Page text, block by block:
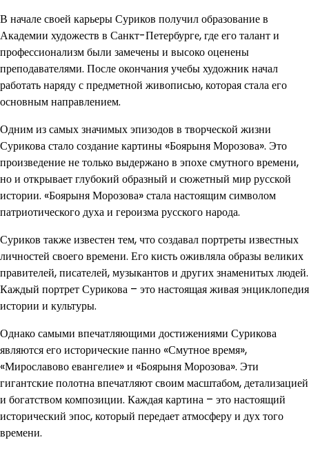
В начале своей карьеры Суриков получил образование в
Академии художеств в Санкт-Петербурге, где его талант и
профессионализм были замечены и высоко оценены
преподавателями. После окончания учебы художник начал
работать наряду с предметной живописью, которая стала его
основным направлением.
Одним из самых значимых эпизодов в творческой жизни
Сурикова стало создание картины «Боярыня Морозова». Это
произведение не только выдержано в эпохе смутного времени,
но и открывает глубокий образный и сюжетный мир русской
истории. «Боярыня Морозова» стала настоящим символом
патриотического духа и героизма русского народа.
Суриков также известен тем, что создавал портреты известных
личностей своего времени. Его кисть оживляла образы великих
правителей, писателей, музыкантов и других знаменитых людей.
Каждый портрет Сурикова – это настоящая живая энциклопедия
истории и культуры.
Однако самыми впечатляющими достижениями Сурикова
являются его исторические панно «Смутное время»,
«Мирославово евангелие» и «Боярыня Морозова». Эти
гигантские полотна впечатляют своим масштабом, детализацией
и богатством композиции. Каждая картина – это настоящий
исторический эпос, который передает атмосферу и дух того
времени.